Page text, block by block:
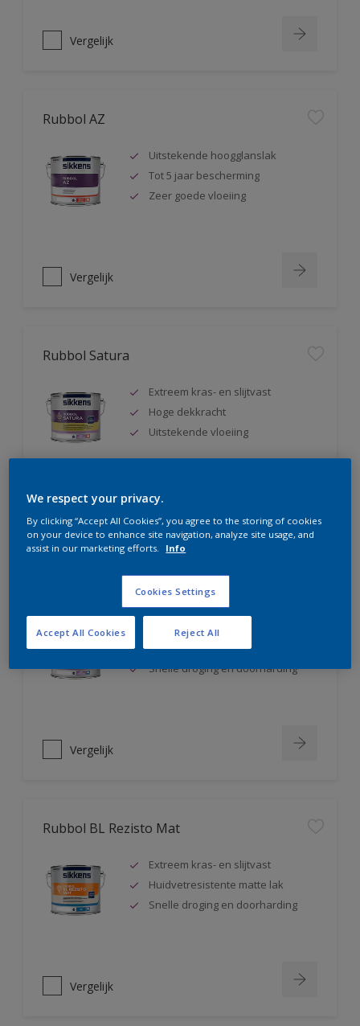
Vergelijk
Rubbol AZ
Uitstekende hoogglanslak
Tot 5 jaar bescherming
Zeer goede vloeiing
Vergelijk
Rubbol Satura
Extreem kras- en slijtvast
Hoge dekkracht
Uitstekende vloeiing
Rubbol BL Rezisto Satin
Extreem kras- en slijtvast
Huidvetresistente zijdeglanslak
Snelle droging en doorharding
Vergelijk
Rubbol BL Rezisto Mat
Extreem kras- en slijtvast
Huidvetresistente matte lak
Snelle droging en doorharding
Vergelijk
We respect your privacy.
By clicking “Accept All Cookies”, you agree to the storing of cookies
on your device to enhance site navigation, analyze site usage, and
assist in our marketing efforts.
Info
Cookies Settings
Reject All
Accept All Cookies